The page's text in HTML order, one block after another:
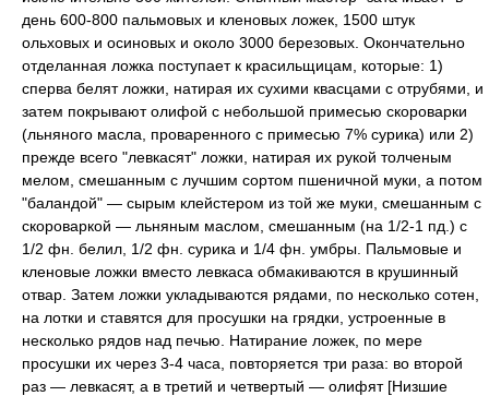
день 600-800 пальмовых и кленовых ложек, 1500 штук
ольховых и осиновых и около 3000 березовых. Окончательно
отделанная ложка поступает к красильщицам, которые: 1)
сперва белят ложки, натирая их сухими квасцами с отрубями, и
затем покрывают олифой с небольшой примесью скороварки
(льняного масла, проваренного с примесью 7% сурика) или 2)
прежде всего "левкасят" ложки, натирая их рукой толченым
мелом, смешанным с лучшим сортом пшеничной муки, а потом
"баландой" — сырым клейстером из той же муки, смешанным с
скороваркой — льняным маслом, смешанным (на 1/2-1 пд.) с
1/2 фн. белил, 1/2 фн. сурика и 1/4 фн. умбры. Пальмовые и
кленовые ложки вместо левкаса обмакиваются в крушинный
отвар. Затем ложки укладываются рядами, по несколько сотен,
на лотки и ставятся для просушки на грядки, устроенные в
несколько рядов над печью. Натирание ложек, по мере
просушки их через 3-4 часа, повторяется три раза: во второй
раз — левкасят, а в третий и четвертый — олифят [Низшие